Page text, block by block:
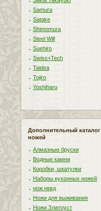
Samura
Satake
Shimomura
Steel Will
Suehiro
Swiss+Tech
Taidea
Tojiro
Yoshiharu
Дополнительный каталог
ножей
Алмазные бруски
Водные камни
Коробки, шкатулки
Наборы кухонных ножей
нож нквд
Ножи для выживания
Ножи Златоуст